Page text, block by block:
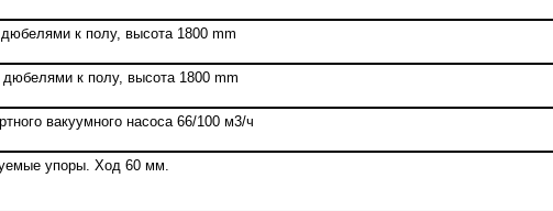
к полу, высота 1800 mm
к полу, высота 1800 mm
вакуумного насоса 66/100 м3/ч
упоры. Ход 60 мм.